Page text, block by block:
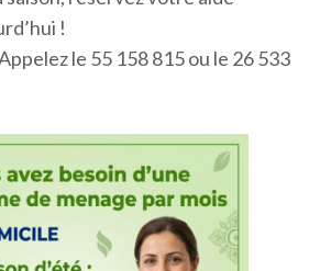
!
le 55 158 815 ou le 26 533